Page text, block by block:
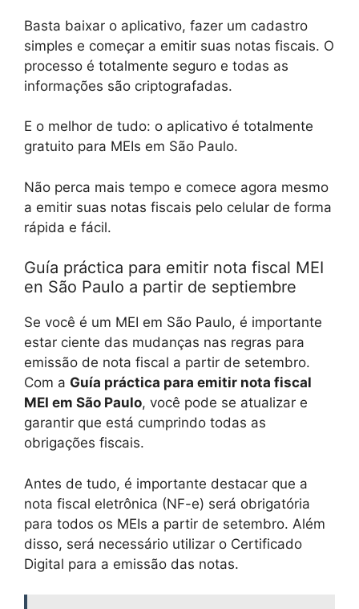
Basta baixar o aplicativo, fazer um cadastro
simples e começar a emitir suas notas fiscais. O
processo é totalmente seguro e todas as
informações são criptografadas.
E o melhor de tudo: o aplicativo é totalmente
gratuito para MEIs em São Paulo.
Não perca mais tempo e comece agora mesmo
a emitir suas notas fiscais pelo celular de forma
rápida e fácil.
Guía práctica para emitir nota fiscal MEI
en São Paulo a partir de septiembre
Se você é um MEI em São Paulo, é importante
estar ciente das mudanças nas regras para
emissão de nota fiscal a partir de setembro.
Com a Guía práctica para emitir nota fiscal
MEI em São Paulo, você pode se atualizar e
garantir que está cumprindo todas as
obrigações fiscais.
Antes de tudo, é importante destacar que a
nota fiscal eletrônica (NF-e) será obrigatória
para todos os MEIs a partir de setembro. Além
disso, será necessário utilizar o Certificado
Digital para a emissão das notas.